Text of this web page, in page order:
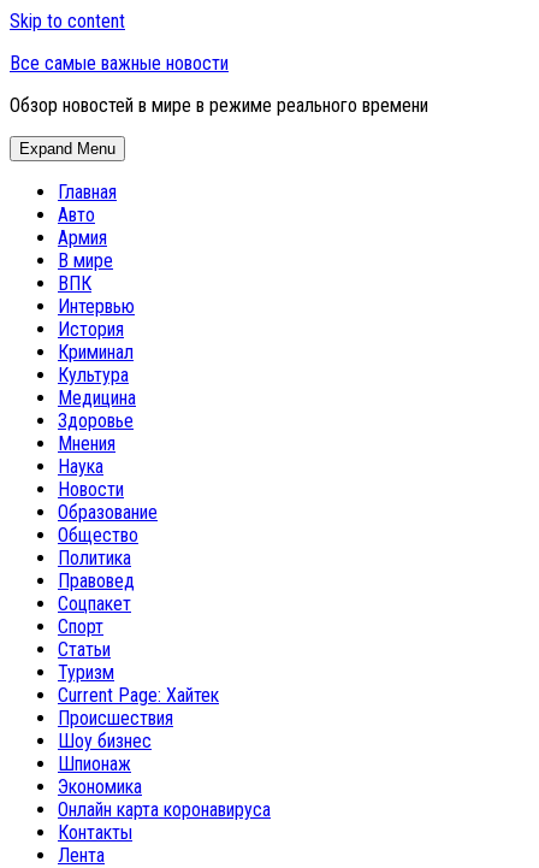
Skip to content
Все самые важные новости
Обзор новостей в мире в режиме реального времени
Expand Menu
Главная
Авто
Армия
В мире
ВПК
Интервью
История
Криминал
Культура
Медицина
Здоровье
Мнения
Наука
Новости
Образование
Общество
Политика
Правовед
Соцпакет
Спорт
Статьи
Туризм
Current Page: Хайтек
Происшествия
Шоу бизнес
Шпионаж
Экономика
Онлайн карта коронавируса
Контакты
Лента